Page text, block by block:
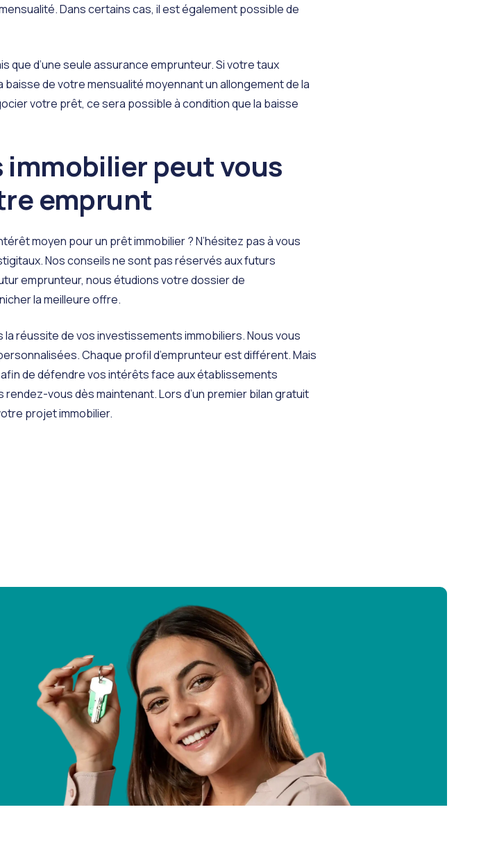
Dans certains cas, il est également possible de
que d’une seule assurance emprunteur. Si votretaux
de votre mensualité moyennant un allongement de la
votre prêt, ce sera possible à condition que la baisse
peut vous
emprunt
moyen pour un prêt immobilier ? N’hésitez pas à vous
Nos conseils ne sont pas réservés aux futurs
emprunteur, nous étudions votre dossier de
la meilleure offre.
la réussite de vosinvestissements immobiliers. Nous vous
Chaque profil d’emprunteur est différent. Mais
de défendre vos intérêts face aux établissements
vous dès maintenant. Lors d’un premier bilan gratuit
projet immobilier.